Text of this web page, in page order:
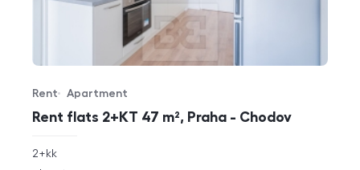
Rent flats 2+KT 47 m², Praha - Chodov
Offer type
Rent
Property type
Apartment
rozměry
2+kk